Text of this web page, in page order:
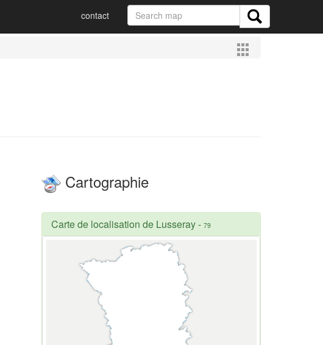
contact
Cartographie
Carte de localisation de Lusseray- 79